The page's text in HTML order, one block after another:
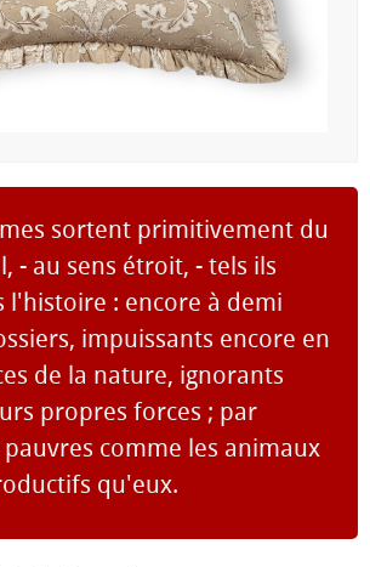
sortent primitivement du
- au sens étroit, - tels ils
l'histoire : encore à demi
impuissants encore en
de la nature, ignorants
propres forces ; par
comme les animaux
qu'eux.